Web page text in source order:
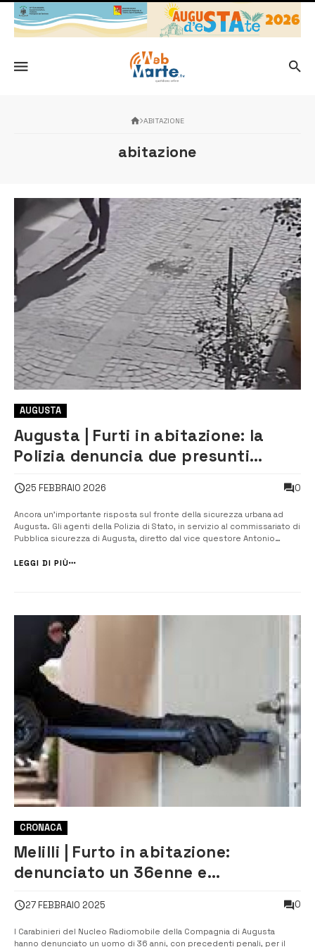
ABITAZIONE
abitazione
AUGUSTA
Augusta | Furti in abitazione: la
Polizia denuncia due presunti
25 FEBBRAIO 2026 0
Ancora un’importante risposta sul fronte della sicurezza urbana ad
Augusta. Gli agenti della Polizia di Stato, in servizio al commissariato di
Pubblica sicurezza di Augusta, diretto dal vice questore Antonio
presunti responsabili di un furto in abitazione, notificando loro l’avvi...
LEGGI DI PIÙ
CRONACA
Melilli | Furto in abitazione:
denunciato un 36enne e
27 FEBBRAIO 2025 0
I Carabinieri del Nucleo Radiomobile della Compagnia di Augusta
hanno denunciato un uomo di 36 anni, con precedenti penali, per il